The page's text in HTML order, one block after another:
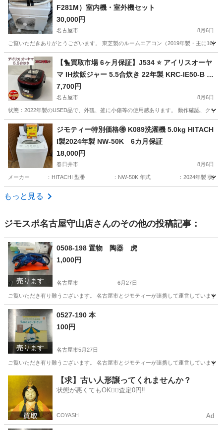
F281M）室内機・室外機セット
30,000円
名古屋市 8月6日
ご覧いただきありがとうございます。 東芝製のルームエアコン（2019年製・主に10
愛知 名古屋市 季節、空調家電
【🐤買取市場 6ヶ月保証】J534 ⭐ アイリスオーヤ
マ IH炊飯ジャー 5.5合炊き 22年製 KRC-IE50-B ⭐
動作確認済 ⭐ クリーニング済
7,700円
名古屋市 8月6日
状態：2022年製のUSED品で、外観、釜に小傷等の使用感あります。 動作確
愛知 名古屋市 キッチン家電 KRC
ジモティー特別価格🉐 K089洗濯機 5.0kg HITACH
I製2024年製 NW-50K 6カ月保証
18,000円
春日井市 8月6日
メーカー ：HITACHI 型番 ：NW-50K 年式 ：2024年製
愛知 春日井市
もっと見る
ジモスポ名古屋守山店さんのその他の投稿記事：
売ります
0508-198 置物 陶器 虎
1,000円
名古屋市 6月27日
ご覧いただき有り難うございます。 名古屋市とジモティーが連携して運営してい
愛知 名古屋市 インテリア雑貨/小物
売ります
0527-190 本
100円
名古屋市5月27日
ご覧いただき有り難うございます。 名古屋市とジモティーが連携して運営してい
絵本 リユース
【求】古い人形譲ってくれませんか？
状態が悪くてもOK🙆‍♀️査定0円‼️
COYASH Ad